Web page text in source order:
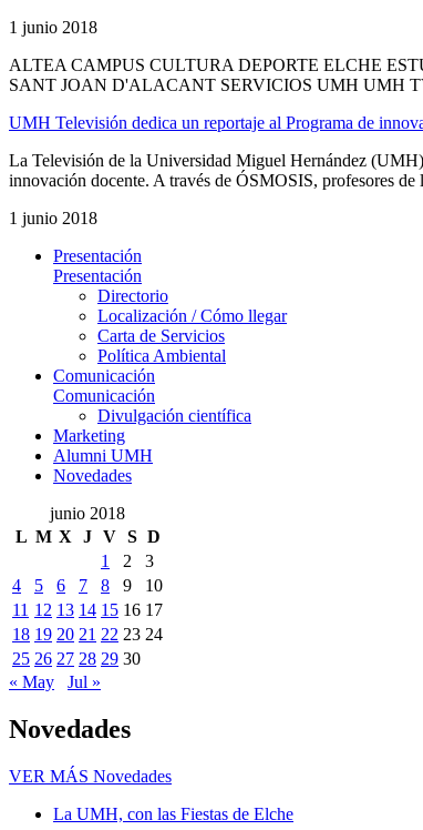
1 junio 2018
ALTEA CAMPUS CULTURA DEPORTE ELCHE
SANT JOAN D'ALACANT SERVICIOS UMH UMH
UMH Televisión dedica un reportaje al Programa de
La Televisión de la Universidad Miguel Hernández (UMH)
innovación docente. A través de ÓSMOSIS, profesores
1 junio 2018
Presentación
Presentación
Directorio
Localización / Cómo llegar
Carta de Servicios
Política Ambiental
Comunicación
Comunicación
Divulgación científica
Marketing
Alumni UMH
Novedades
junio 2018
L M X J V S D
1
2
3
4
5 6 7 8 9
10
11 12 13 14 15 16 17
18 19 20 21 22 23 24
25 26 27 28 29 30
« May
Jul »
Novedades
VER MÁS Novedades
La UMH, con las Fiestas de Elche